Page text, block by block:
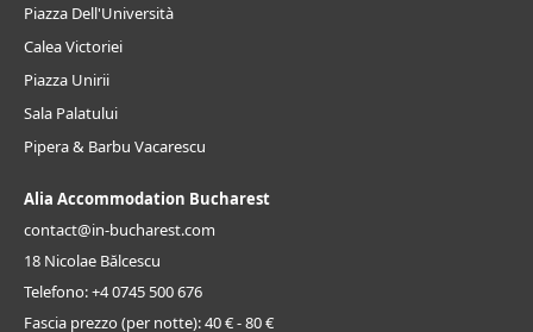
Piazza Dell'Università
Calea Victoriei
Piazza Unirii
Sala Palatului
Pipera & Barbu Vacarescu
Alia Accommodation Bucharest
contact@in-bucharest.com
18 Nicolae Bălcescu
Telefono:+4 0745 500 676
Fascia prezzo (per notte):40 € - 80 €